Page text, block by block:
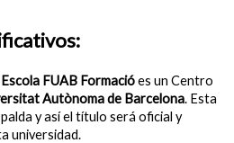
Escola FUAB Formacióes un Centro
Autònoma de Barcelona. Esta
y así el título será oficial y
universidad.